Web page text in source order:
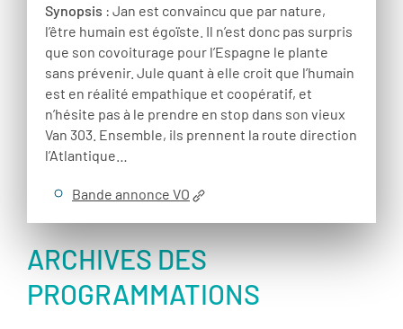
Synopsis : Jan est convaincu que par nature,
l’être humain est égoïste. Il n’est donc pas surpris
que son covoiturage pour l’Espagne le plante
sans prévenir. Jule quant à elle croit que l’humain
est en réalité empathique et coopératif, et
n’hésite pas à le prendre en stop dans son vieux
Van 303. Ensemble, ils prennent la route direction
l’Atlantique…
Bande annonce VO
ARCHIVES DES
PROGRAMMATIONS